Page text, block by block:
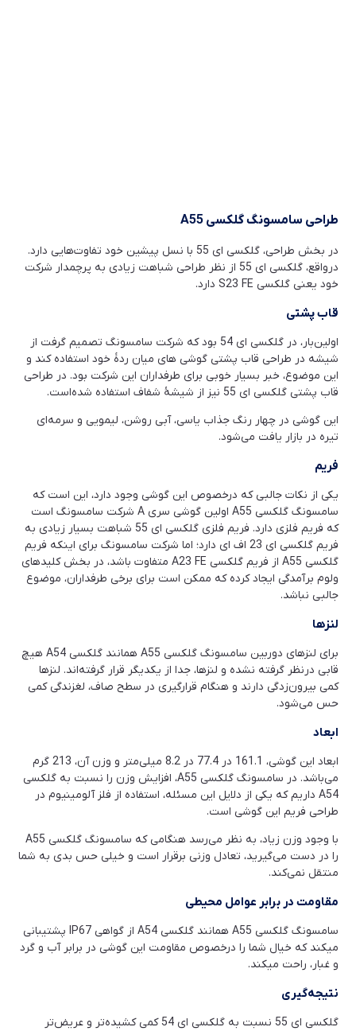
طراحی سامسونگ گلکسی A55
در بخش طراحی، گلکسی ای 55 با نسل پیشین خود تفاوت‌هایی دارد.
درواقع، گلکسی ای 55 از نظر طراحی شباهت زیادی به پرچمدار شرکت
خود یعنی گلکسی S23 FE دارد.
قاب پشتی
اولین‌بار، در گلکسی ای 54 بود که شرکت سامسونگ تصمیم گرفت از
شیشه در طراحی قاب پشتی گوشی های میان ردۀ خود استفاده کند و
این موضوع، خبر بسیار خوبی برای طرفداران این شرکت بود. در طراحی
قاب پشتی گلکسی ای 55 نیز از شیشۀ شفاف استفاده شده‌است.
این گوشی در چهار رنگ جذاب یاسی، آبی روشن، لیمویی و سرمه‌ای
تیره در بازار یافت می‌شود.
فریم
یکی از نکات جالبی که درخصوص این گوشی وجود دارد، این است که
سامسونگ گلکسی A55 اولین گوشی سری A شرکت سامسونگ است
که فریم فلزی دارد. فریم فلزی گلکسی ای 55 شباهت بسیار زیادی به
فریم گلکسی ای 23 اف ای دارد؛ اما شرکت سامسونگ برای اینکه فریم
گلکسی A55 از فریم گلکسی A23 FE متفاوت باشد، در بخش کلیدهای
ولوم برآمدگی ایجاد کرده که ممکن است برای برخی طرفداران، موضوع
جالبی نباشد.
لنزها
برای لنزهای دوربین سامسونگ گلکسی A55 همانند گلکسی A54 هیچ
قابی درنظر گرفته نشده و لنزها، جدا از یکدیگر قرار گرفته‌اند. لنزها
کمی بیرون‌زدگی دارند و هنگام قرارگیری در سطح صاف، لغزندگی کمی
حس می‌شود.
ابعاد
ابعاد این گوشی، 161.1 در 77.4 در 8.2 میلی‌متر و وزن آن، 213 گرم
می‌باشد. در سامسونگ گلکسی A55، افزایش وزن را نسبت به گلکسی
A54 داریم که یکی از دلایل این مسئله، استفاده از فلز آلومینیوم در
طراحی فریم این گوشی است.
با وجود وزن زیاد، به نظر می‌رسد هنگامی که سامسونگ گلکسی A55
را در دست می‌گیرید، تعادل وزنی برقرار است و خیلی حس بدی به شما
منتقل نمی‌کند.
مقاومت در برابر عوامل محیطی
سامسونگ گلکسی A55 همانند گلکسی A54 از گواهی IP67 پشتیبانی
میکند که خیال شما را درخصوص مقاومت این گوشی در برابر آب و گرد
و غبار، راحت میکند.
نتیجه‌گیری
گلکسی ای 55 نسبت به گلکسی ای 54 کمی کشیده‌تر و عریض‌تر